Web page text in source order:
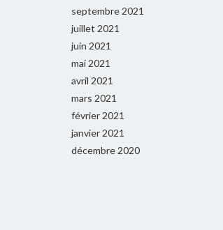
septembre 2021
juillet 2021
juin 2021
mai 2021
avril 2021
mars 2021
février 2021
janvier 2021
décembre 2020